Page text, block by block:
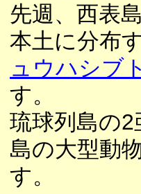
先週、西表
本土に分布
ュウハシブ
す。
琉球列島の
島の大型動
す。